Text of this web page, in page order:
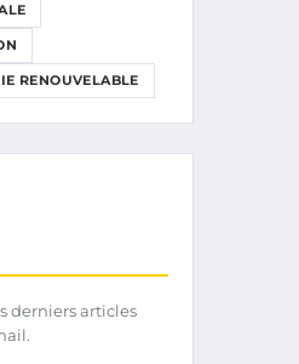
RENOUVELABLE
derniers articles